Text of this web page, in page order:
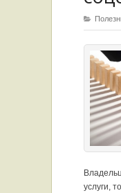
услуги,